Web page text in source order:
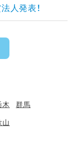
人発表！
木 群馬
山